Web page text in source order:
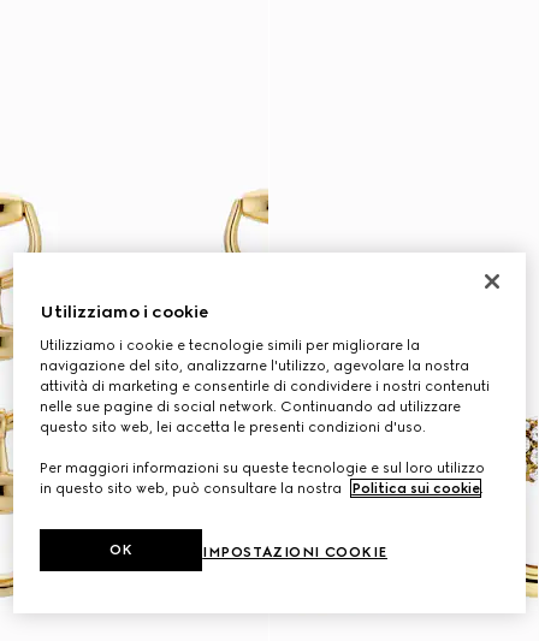
Utilizziamo i cookie
Utilizziamo i cookie e tecnologie simili per migliorare la
navigazione del sito, analizzarne l'utilizzo, agevolare la nostra
attività di marketing e consentirle di condividere i nostri contenuti
nelle sue pagine di social network. Continuando ad utilizzare
questo sito web, lei accetta le presenti condizioni d'uso.
Per maggiori informazioni su queste tecnologie e sul loro utilizzo
in questo sito web, può consultare la nostra
Politica sui cookie.
IMPOSTAZIONI COOKIE
OK